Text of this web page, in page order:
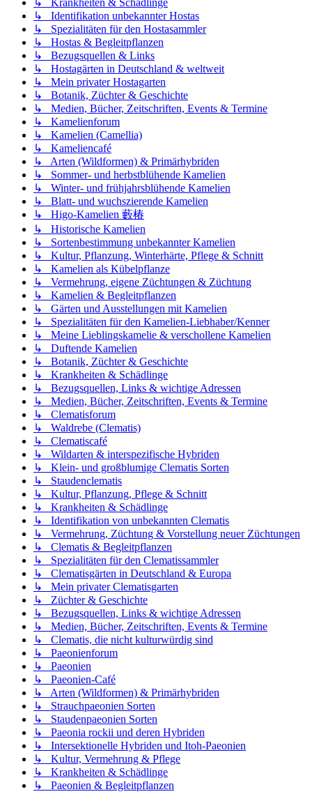
↳ Krankheiten & Schädlinge
↳ Identifikation unbekannter Hostas
↳ Spezialitäten für den Hostasammler
↳ Hostas & Begleitpflanzen
↳ Bezugsquellen & Links
↳ Hostagärten in Deutschland & weltweit
↳ Mein privater Hostagarten
↳ Botanik, Züchter & Geschichte
↳ Medien, Bücher, Zeitschriften, Events & Termine
↳ Kamelienforum
↳ Kamelien (Camellia)
↳ Kameliencafé
↳ Arten (Wildformen) & Primärhybriden
↳ Sommer- und herbstblühende Kamelien
↳ Winter- und frühjahrsblühende Kamelien
↳ Blatt- und wuchszierende Kamelien
↳ Higo-Kamelien 藪椿
↳ Historische Kamelien
↳ Sortenbestimmung unbekannter Kamelien
↳ Kultur, Pflanzung, Winterhärte, Pflege & Schnitt
↳ Kamelien als Kübelpflanze
↳ Vermehrung, eigene Züchtungen & Züchtung
↳ Kamelien & Begleitpflanzen
↳ Gärten und Ausstellungen mit Kamelien
↳ Spezialitäten für den Kamelien-Liebhaber/Kenner
↳ Meine Lieblingskamelie & verschollene Kamelien
↳ Duftende Kamelien
↳ Botanik, Züchter & Geschichte
↳ Krankheiten & Schädlinge
↳ Bezugsquellen, Links & wichtige Adressen
↳ Medien, Bücher, Zeitschriften, Events & Termine
↳ Clematisforum
↳ Waldrebe (Clematis)
↳ Clematiscafé
↳ Wildarten & interspezifische Hybriden
↳ Klein- und großblumige Clematis Sorten
↳ Staudenclematis
↳ Kultur, Pflanzung, Pflege & Schnitt
↳ Krankheiten & Schädlinge
↳ Identifikation von unbekannten Clematis
↳ Vermehrung, Züchtung & Vorstellung neuer Züchtungen
↳ Clematis & Begleitpflanzen
↳ Spezialitäten für den Clematissammler
↳ Clematisgärten in Deutschland & Europa
↳ Mein privater Clematisgarten
↳ Züchter & Geschichte
↳ Bezugsquellen, Links & wichtige Adressen
↳ Medien, Bücher, Zeitschriften, Events & Termine
↳ Clematis, die nicht kulturwürdig sind
↳ Paeonienforum
↳ Paeonien
↳ Paeonien-Café
↳ Arten (Wildformen) & Primärhybriden
↳ Strauchpaeonien Sorten
↳ Staudenpaeonien Sorten
↳ Paeonia rockii und deren Hybriden
↳ Intersektionelle Hybriden und Itoh-Paeonien
↳ Kultur, Vermehrung & Pflege
↳ Krankheiten & Schädlinge
↳ Paeonien & Begleitpflanzen